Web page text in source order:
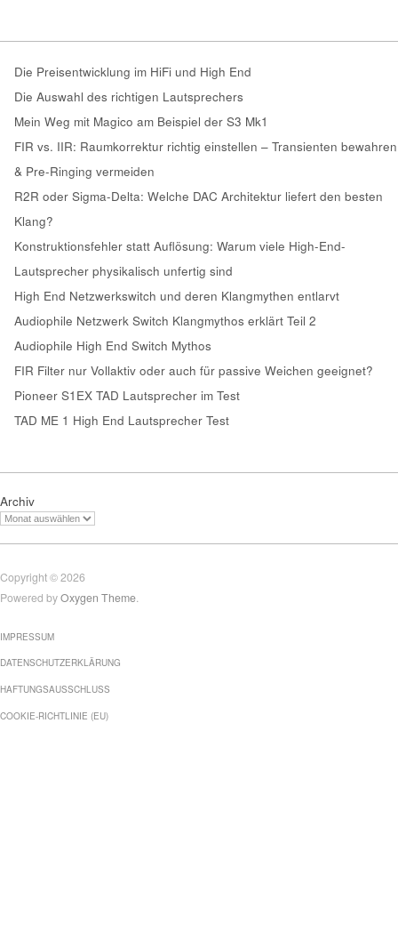
Die Preisentwicklung im HiFi und High End
Die Auswahl des richtigen Lautsprechers
Mein Weg mit Magico am Beispiel der S3 Mk1
FIR vs. IIR: Raumkorrektur richtig einstellen – Transienten bewahren
& Pre-Ringing vermeiden
R2R oder Sigma-Delta: Welche DAC Architektur liefert den besten
Klang?
Konstruktionsfehler statt Auflösung: Warum viele High-End-
Lautsprecher physikalisch unfertig sind
High End Netzwerkswitch und deren Klangmythen entlarvt
Audiophile Netzwerk Switch Klangmythos erklärt Teil 2
Audiophile High End Switch Mythos
FIR Filter nur Vollaktiv oder auch für passive Weichen geeignet?
Pioneer S1EX TAD Lautsprecher im Test
TAD ME 1 High End Lautsprecher Test
Archiv
Copyright © 2026
Powered byOxygen Theme
IMPRESSUM
DATENSCHUTZERKLÄRUNG
HAFTUNGSAUSSCHLUSS
COOKIE-RICHTLINIE (EU)